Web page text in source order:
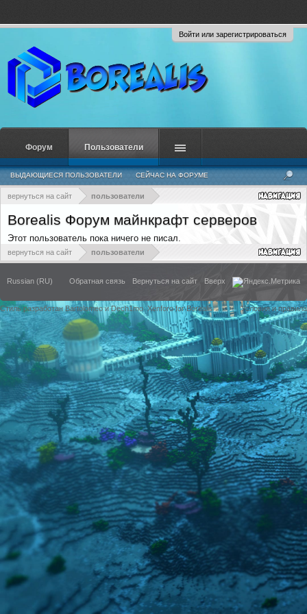
Войти или зарегистрироваться
вернуться на сайт пользователи
Borealis Форум майнкрафт серверов
Этот пользователь пока ничего не писал.
вернуться на сайт пользователи
Форум Пользователи
ВЫДАЮЩИЕСЯ ПОЛЬЗОВАТЕЛИ СЕЙЧАС НА ФОРУМЕ
НЕДАВНЯЯ АКТИВНОСТЬ НОВЫЕ СООБЩЕНИЯ ПРОФИЛЯ
Russian (RU) Обратная связь Вернуться на сайт Вверх
Стиль разработан Bartolomeo и Dech1moXenforo for Borealis Условия и правила